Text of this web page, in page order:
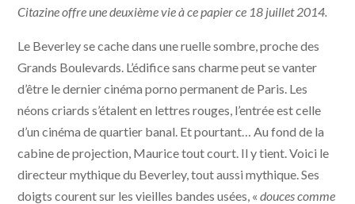
Citazine offre une deuxième vie à ce papier ce 18 juillet 2014.
Le Beverley se cache dans une ruelle sombre, proche des
Grands Boulevards. L’édifice sans charme peut se vanter
d’être le dernier cinéma porno permanent de Paris. Les
néons criards s’étalent en lettres rouges, l’entrée est celle
d’un cinéma de quartier banal. Et pourtant… Au fond de la
cabine de projection, Maurice tout court. Il y tient. Voici le
directeur mythique du Beverley, tout aussi mythique. Ses
doigts courent sur les vieilles bandes usées, « douces comme